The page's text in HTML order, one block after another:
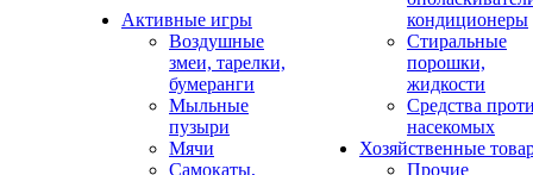
Активные игры
Воздушные
змеи, тарелки,
бумеранги
Мыльные
пузыри
Мячи
Самокаты,
кондиционеры
Стиральные
порошки,
жидкости
Средства
насекомых
Хозяйственные
Прочие